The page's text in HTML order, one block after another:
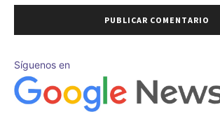
Síguenos en